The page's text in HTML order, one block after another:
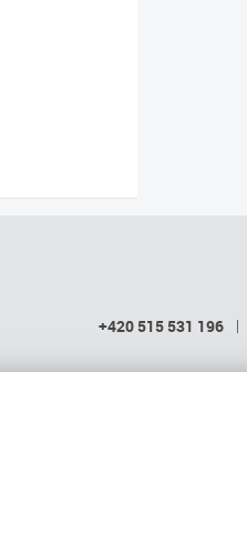
+420 515 531 196